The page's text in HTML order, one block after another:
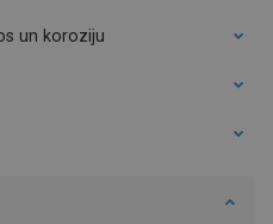
un koroziju